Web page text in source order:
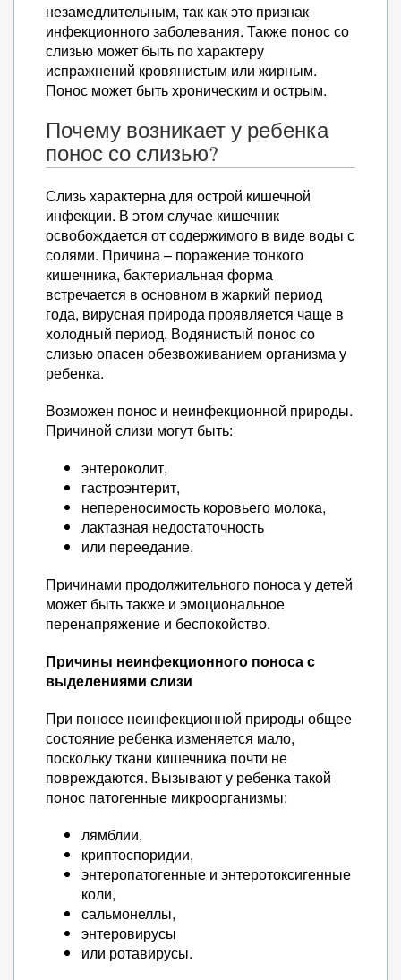
незамедлительным, так как это признак
инфекционного заболевания. Также понос со
слизью может быть по характеру
испражнений кровянистым или жирным.
Понос может быть хроническим и острым.
Почему возникает у ребенка
понос со слизью?
Слизь характерна для острой кишечной
инфекции. В этом случае кишечник
освобождается от содержимого в виде воды с
солями. Причина – поражение тонкого
кишечника, бактериальная форма
встречается в основном в жаркий период
года, вирусная природа проявляется чаще в
холодный период. Водянистый понос со
слизью опасен обезвоживанием организма у
ребенка.
Возможен понос и неинфекционной природы.
Причиной слизи могут быть:
энтероколит,
гастроэнтерит,
непереносимость коровьего молока,
лактазная недостаточность
или переедание.
Причинами продолжительного поноса у детей
может быть также и эмоциональное
перенапряжение и беспокойство.
Причины неинфекционного поноса с
выделениями слизи
При поносе неинфекционной природы общее
состояние ребенка изменяется мало,
поскольку ткани кишечника почти не
повреждаются. Вызывают у ребенка такой
понос патогенные микроорганизмы:
лямблии,
криптоспоридии,
энтеропатогенные и энтеротоксигенные
коли,
сальмонеллы,
энтеровирусы
или ротавирусы.